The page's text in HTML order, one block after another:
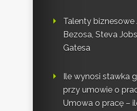
Talenty biznesowe
Bezosa, Steva
Gatesa
Ile wynosi stawka
przy umowie o
Umowa o pracę –